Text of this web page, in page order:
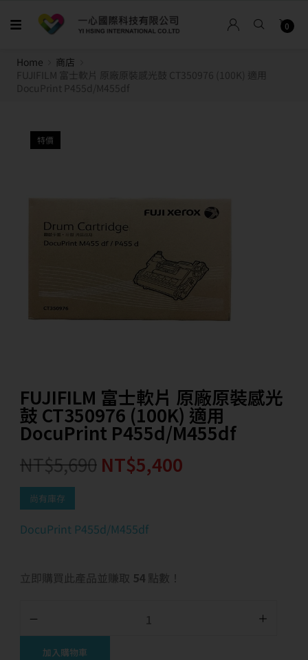
0
Home
商店
FUJIFILM 富士軟片 原廠原裝感光鼓 CT350976 (100K) 適用
DocuPrint P455d/M455df
特價
FUJIFILM 富士軟片 原廠原裝感光
鼓 CT350976 (100K) 適用
DocuPrint P455d/M455df
NT$5,690 NT$5,400
尚有庫存
DocuPrint P455d/M455df
立即購買此產品並賺取 54 點數！
加入購物車